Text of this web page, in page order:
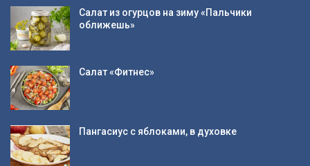
Салат из огурцов на зиму «Пальчики
оближешь»
Салат «Фитнес»
Пангасиус с яблоками, в духовке